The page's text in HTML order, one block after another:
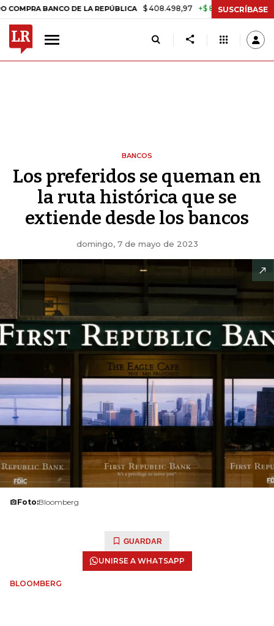
BANCO DE LA REPÚBLICA $ 408.498,97 +$ 8.753,81 +2,19% TASA
SUSCRÍBASE
BANCOS
Los preferidos se queman en
la ruta histórica que se
extiende desde los bancos
domingo, 7 de mayo de 2023
Foto:Bloomberg
GUARDAR
UNIRSE A WHATSAPP
BLOOMBERG